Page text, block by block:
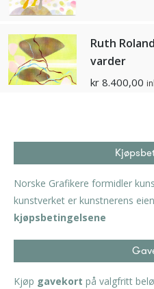
Ruth
varder
kr 8.400,00
Norske Grafikere formidler
kunstverket er kunstnerens
kjøpsbetingelsene
Kjøp gavekort på valgfritt